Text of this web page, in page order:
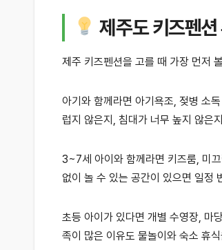
제주도 키즈펜
제주 키즈펜션을 고를 때 가장 먼저
아기와 함께라면 아기욕조, 젖병 소
럽지 않은지, 침대가 너무 높지 않은
3~7세 아이와 함께라면 키즈룸, 미
없이 놀 수 있는 공간이 있으면 일정
초등 아이가 있다면 개별 수영장, 마
족이 많은 이유도 물놀이와 숙소 휴